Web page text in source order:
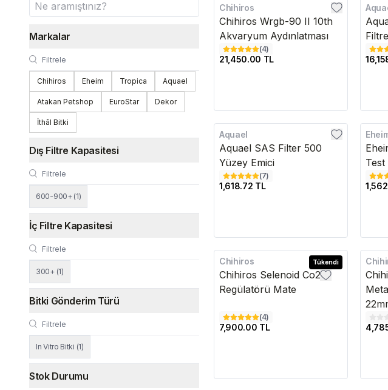
Markalar
Chihiros Eheim Tropica Aquael
Atakan Petshop EuroStar Dekor
İthâl Bitki
Dış Filtre Kapasitesi
600-900+ (1)
İç Filtre Kapasitesi
300+ (1)
Bitki Gönderim Türü
In Vitro Bitki (1)
Stok Durumu
Kargo Bedava
Chihiros
Chihiros Wrgb-90 II 10th
Akvaryum Aydınlatması
(4)
21,450.00 TL
Kargo
Kargo Bedava
Aquael
Aquael SAS Filter 500
Yüzey Emici
(7)
1,618.72 TL
Kargo
Test
Kargo Bedava Tükendi
Chihiros
Chihiros Selenoid Co2
Regülatörü Mate
(4)
7,900.00 TL
Kargo